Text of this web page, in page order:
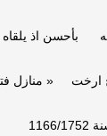
بأحسن اذ
1752